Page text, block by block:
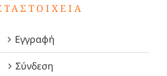
Εγγραφή
Σύνδεση